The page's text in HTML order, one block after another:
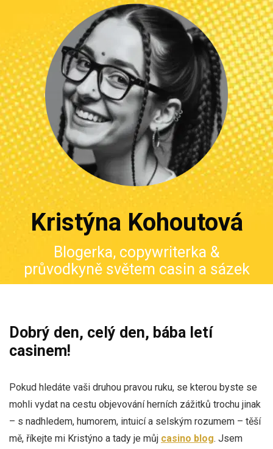
Kristýna Kohoutová
Blogerka, copywriterka &
průvodkyně světem casin a sázek
Dobrý den, celý den, bába letí
casinem!
Pokud hledáte vaši druhou pravou ruku, se kterou byste se
mohli vydat na cestu objevování herních zážitků trochu jinak
– s nadhledem, humorem, intuicí a selským rozumem – těší
mě, říkejte mi Kristýno a tady je můj casino blog. Jsem